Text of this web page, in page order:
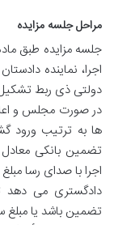
مراحل جلسه مزایده
اجرا، نماینده
دولتی ذی ربط
در صورت مجلس و
ها به ترتیب ورود
تضمین بانکی
اجرا با صدای رسا
دادگستری می دهد
تضمین باشد یا مبلغ